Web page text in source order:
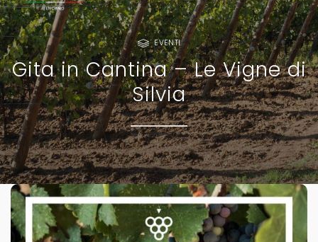
EVENTI
Gita in Cantina – Le Vigne di
Silvia